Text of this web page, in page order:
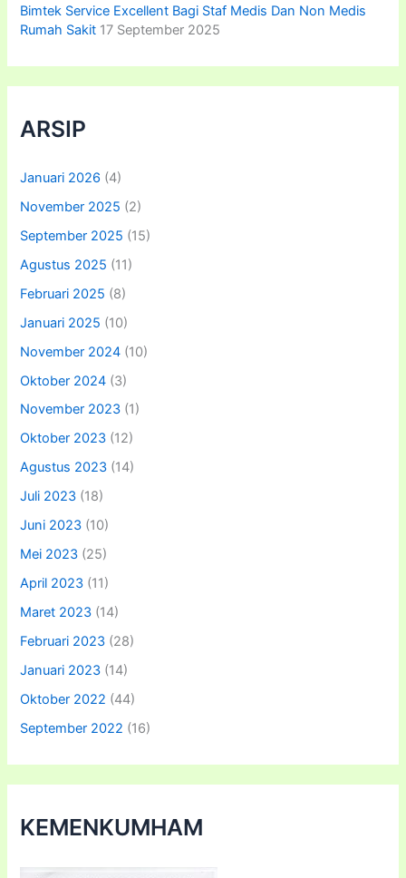
Bimtek Service Excellent Bagi Staf Medis Dan Non Medis
Rumah Sakit 17 September 2025
ARSIP
Januari 2026 (4)
November 2025 (2)
September 2025 (15)
Agustus 2025 (11)
Februari 2025 (8)
Januari 2025 (10)
November 2024 (10)
Oktober 2024 (3)
November 2023 (1)
Oktober 2023 (12)
Agustus 2023 (14)
Juli 2023 (18)
Juni 2023 (10)
Mei 2023 (25)
April 2023 (11)
Maret 2023 (14)
Februari 2023 (28)
Januari 2023 (14)
Oktober 2022 (44)
September 2022 (16)
KEMENKUMHAM